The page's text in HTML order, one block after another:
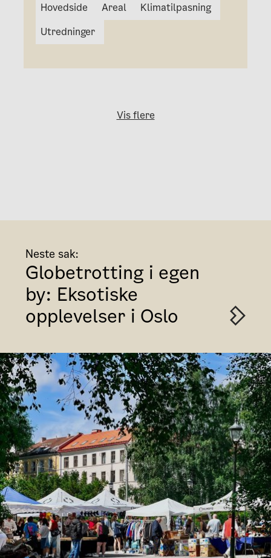
Hovedside
Areal
Klimatilpasning
Utredninger
Vis flere
Neste sak:
Globetrotting i egen
by: Eksotiske
opplevelser i Oslo